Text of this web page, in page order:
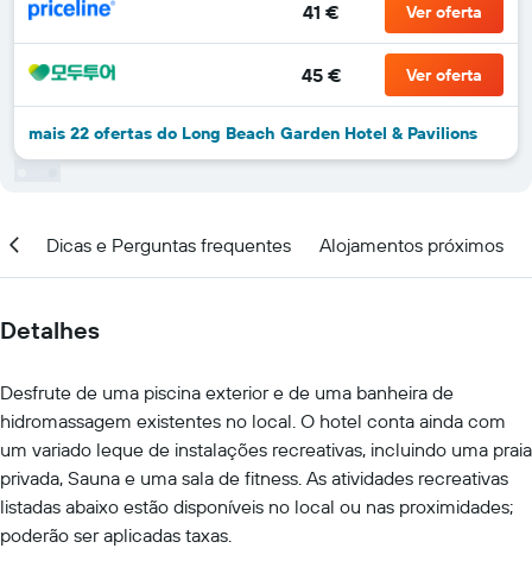
41 € Ver oferta
45 € Ver oferta
mais 22 ofertas do Long Beach Garden Hotel & Pavilions
Dicas e Perguntas frequentes Alojamentos próximos
Detalhes
Desfrute de uma piscina exterior e de uma banheira de
hidromassagem existentes no local. O hotel conta ainda com
um variado leque de instalações recreativas, incluindo uma praia
privada, Sauna e uma sala de fitness. As atividades recreativas
listadas abaixo estão disponíveis no local ou nas proximidades;
poderão ser aplicadas taxas.